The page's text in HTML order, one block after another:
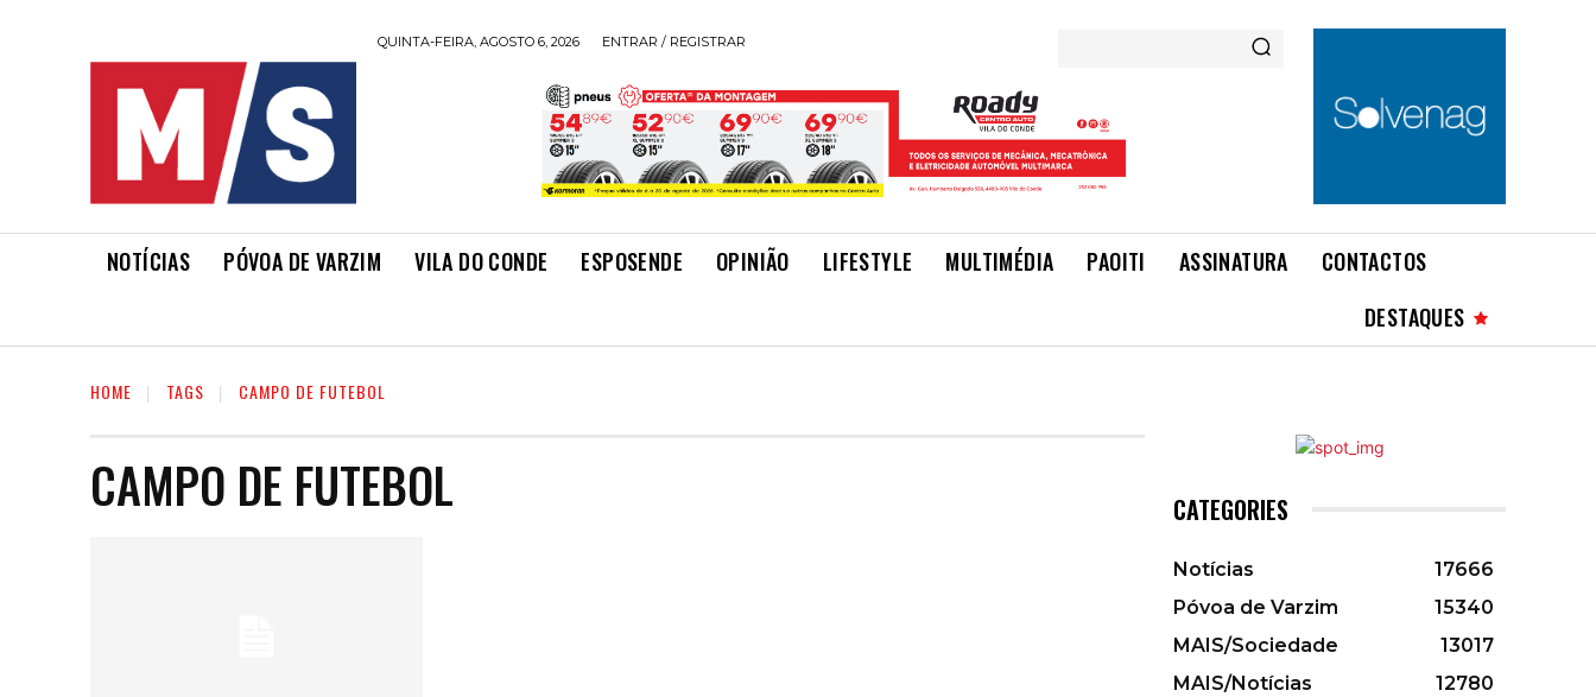
QUINTA-FEIRA, AGOSTO 6, 2026 ENTRAR / REGISTRAR
NOTÍCIAS PÓVOA DE VARZIM VILA DO CONDE ESPOSENDE OPINIÃO LIFESTYLE MULTIMÉDIA PAOITI ASSINATURA
CONTACTOS
DESTAQUES
HOME TAGS CAMPO DE FUTEBOL
CAMPO DE FUTEBOL CATEGORIES
Notícias
17666
Póvoa de Varzim
15340
MAIS/Sociedade
13017
MAIS/Notícias
12780